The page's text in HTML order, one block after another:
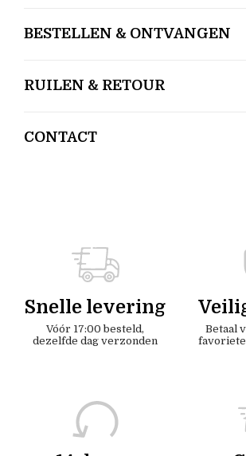
BESTELLEN & ONTVANGEN
RUILEN & RETOUR
CONTACT
Snelle levering
Vóór 17:00 besteld,
dezelfde dag verzonden
Betaal
favoriete